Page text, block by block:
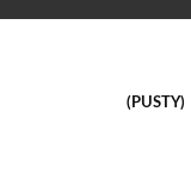
(PUSTY)